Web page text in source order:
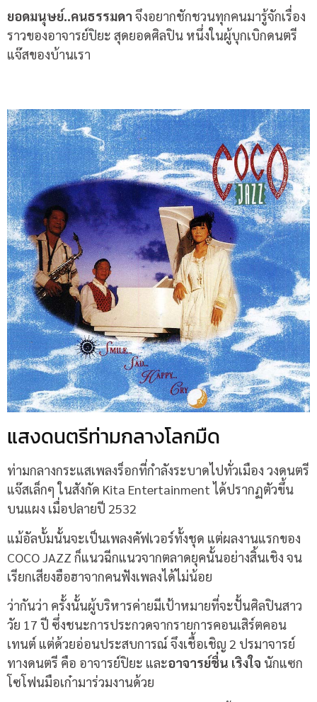
ยอดมนุษย์..คนธรรมดา จึงอยากชักชวนทุกคนมารู้จักเรื่อง
ราวของอาจารย์ปิยะ สุดยอดศิลปิน หนึ่งในผู้บุกเบิกดนตรี
แจ๊สของบ้านเรา
แสงดนตรีท่ามกลางโลกมืด
ท่ามกลางกระแสเพลงร็อกที่กำลังระบาดไปทั่วเมือง วงดนตรี
แจ๊สเล็กๆ ในสังกัด Kita Entertainment ได้ปรากฏตัวขึ้น
บนแผง เมื่อปลายปี 2532
แม้อัลบั้มนั้นจะเป็นเพลงคัฟเวอร์ทั้งชุด แต่ผลงานแรกของ
COCO JAZZ ก็แนวฉีกแนวจากตลาดยุคนั้นอย่างสิ้นเชิง จน
เรียกเสียงฮือฮาจากคนฟังเพลงได้ไม่น้อย
ว่ากันว่า ครั้งนั้นผู้บริหารค่ายมีเป้าหมายที่จะปั้นศิลปินสาว
วัย 17 ปี ซึ่งชนะการประกวดจากรายการคอนเสิร์ตคอน
เทนต์ แต่ด้วยอ่อนประสบการณ์ จึงเชื้อเชิญ 2 ปรมาจารย์
ทางดนตรี คือ อาจารย์ปิยะ และอาจารย์ชื่น เริงใจ นักแซก
โซโฟนมือเก๋ามาร่วมงานด้วย